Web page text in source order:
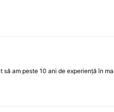
să am peste 10 ani de experiență în